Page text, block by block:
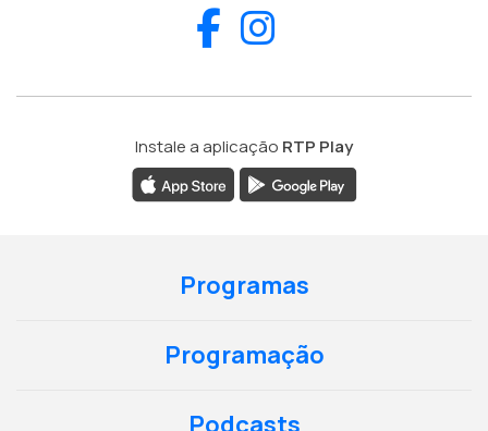
Facebook
Instale a aplicação RTP Play
Programas
Programação